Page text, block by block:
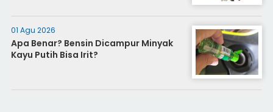
01 Agu 2026
Apa Benar? Bensin Dicampur Minyak
Kayu Putih Bisa Irit?